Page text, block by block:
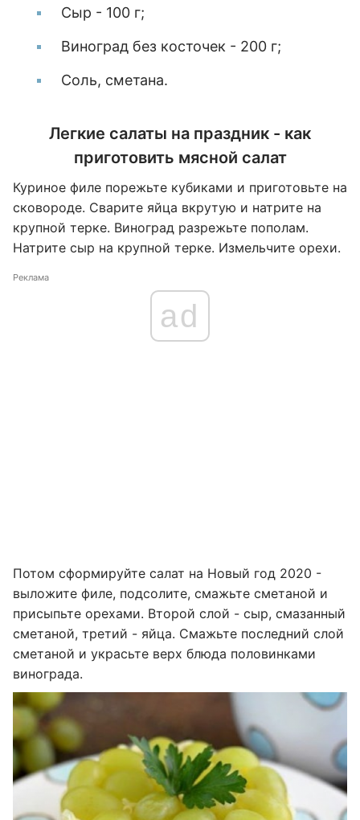
Сыр - 100 г;
Виноград без косточек - 200 г;
Соль, сметана.
Легкие салаты на праздник - как
приготовить мясной салат
Куриное филе порежьте кубиками и приготовьте на
сковороде. Сварите яйца вкрутую и натрите на
крупной терке. Виноград разрежьте пополам.
Натрите сыр на крупной терке. Измельчите орехи.
Реклама
ad
Потом сформируйте салат на Новый год 2020 -
выложите филе, подсолите, смажьте сметаной и
присыпьте орехами. Второй слой - сыр, смазанный
сметаной, третий - яйца. Смажьте последний слой
сметаной и украсьте верх блюда половинками
винограда.